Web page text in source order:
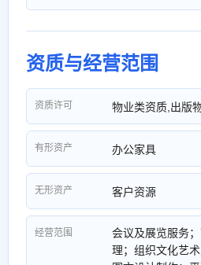
资质与经营范围
资质许可 物业类资质,出版
有形资产 办公家具
无形资产 客户资源
经营范围
会议及展览服务
理；组织文化艺